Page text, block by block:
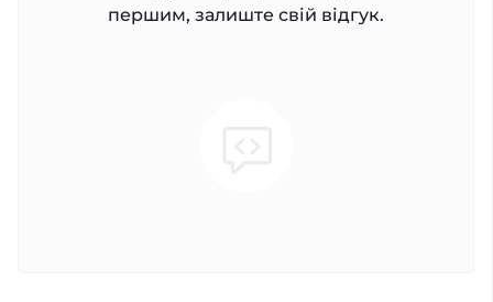
першим, залиште свій відгук.